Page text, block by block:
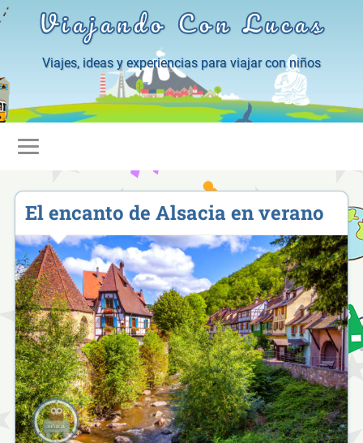
Viajando Con Lucas
Viajes, ideas y experiencias para viajar con niños
El encanto de Alsacia en verano